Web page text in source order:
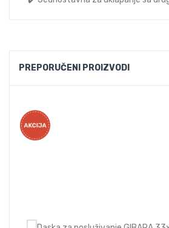
PREPORUČENI PROIZVODI